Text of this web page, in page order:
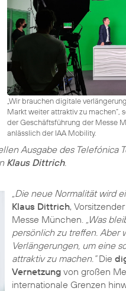
„Wir brauchen digitale
Markt weiter attraktiv zu machen“,
der Geschäftsführung der Messe
anlässlich der IAA Mobility.
Ausgabe des Telefónica
Klaus Dittrich.
„Die neue Normalität wird
Klaus Dittrich,
Messe München. „Was
persönlich zu treffen. Aber
Verlängerungen, um eine
attraktiv zu machen.“Die
Vernetzungvon großen
internationale Grenzen